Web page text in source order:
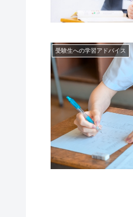
受験生への学習アドバイス